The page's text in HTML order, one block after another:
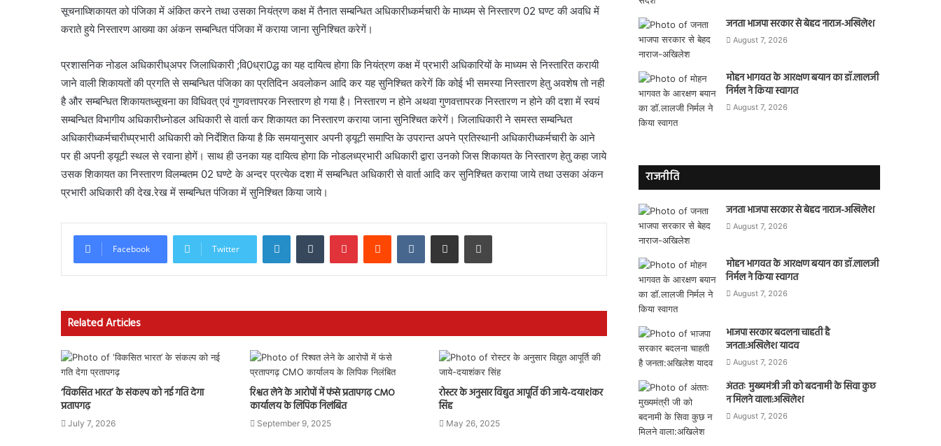
सूचनाध्शिकायत को पंजिका में अंकित करने तथा उसका नियंत्रण कक्ष में तैनात सम्बन्धित अधिकारीध्कर्मचारी के माध्यम से निस्तारण 02 घण्ट की अवधि में
कराते हुये निस्तारण आख्या का अंकन सम्बन्धित पंजिका में कराया जाना सुनिश्चित करेगें।
प्रशासनिक नोडल अधिकारीध्अपर जिलाधिकारी ;वि0ध्रा0द्ध का यह दायित्व होगा कि नियंत्रण कक्ष में प्रभारी अधिकारियों के माध्यम से निस्तारित करायी
जाने वाली शिकायतों की प्रगति से सम्बन्धित पंजिका का प्रतिदिन अवलोकन आदि कर यह सुनिश्चित करेगें कि कोई भी समस्या निस्तारण हेतु अवशेष तो नही
है और सम्बन्धित शिकायतध्सूचना का विधिवत् एवं गुणवत्तापरक निस्तारण हो गया है। निस्तारण न होने अथवा गुणवत्तापरक निस्तारण न होने की दशा में स्वयं
सम्बन्धित विभागीय अधिकारीध्नोडल अधिकारी से वार्ता कर शिकायत का निस्तारण कराया जाना सुनिश्चित करेगें। जिलाधिकारी ने समस्त सम्बन्धित
अधिकारीध्कर्मचारीध्प्रभारी अधिकारी को निर्देशित किया है कि समयानुसार अपनी ड्यूटी समाप्ति के उपरान्त अपने प्रतिस्थानी अधिकारीध्कर्मचारी के आने
पर ही अपनी ड्यूटी स्थल से रवाना होगें। साथ ही उनका यह दायित्व होगा कि नोडलध्प्रभारी अधिकारी द्वारा उनको जिस शिकायत के निस्तारण हेतु कहा जाये
उसक शिकायत का निस्तारण विलम्बतम 02 घण्टे के अन्दर प्रत्येक दशा में सम्बन्धित अधिकारी से वार्ता आदि कर सुनिश्चित कराया जाये तथा उसका अंकन
प्रभारी अधिकारी की देख.रेख में सम्बन्धित पंजिका में सुनिश्चित किया जाये।
Facebook Twitter
LinkedInTumblr PinterestReddit VKontakteShare via Email Print
Related Articles
‘विकसित भारत’ के संकल्प को नई गति देगा
प्रतापगढ़
July 7, 2026
रिश्वत लेने के आरोपों में फंसे प्रतापगढ़ CMO
कार्यालय के लिपिक निलंबित
September 9, 2025
रोस्टर के अनुसार विद्युत आपूर्ति की जाये-दयाशंकर
सिंह
May 26, 2025
जनता भाजपा सरकार से बेहद नाराज-अखिलेश
August 7, 2026
मोहन भागवत के आरक्षण बयान का डॉ.लालजी
निर्मल ने किया स्वागत
August 7, 2026
राजनीति
जनता भाजपा सरकार से बेहद नाराज-अखिलेश
August 7, 2026
मोहन भागवत के आरक्षण बयान का डॉ.लालजी
निर्मल ने किया स्वागत
August 7, 2026
भाजपा सरकार बदलना चाहती है
जनता:अखिलेश यादव
August 7, 2026
अंततः मुख्यमंत्री जी को बदनामी के सिवा कुछ
न मिलने वाला:अखिलेश
August 7, 2026